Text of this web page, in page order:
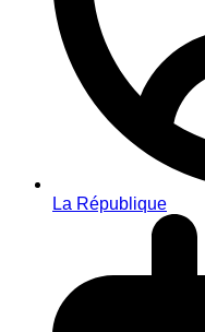
La République